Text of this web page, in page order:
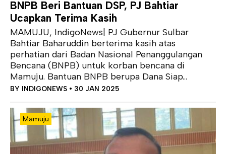
BNPB Beri Bantuan DSP, PJ Bahtiar
Ucapkan Terima Kasih
MAMUJU, IndigoNews| PJ Gubernur Sulbar
Bahtiar Baharuddin berterima kasih atas
perhatian dari Badan Nasional Penanggulangan
Bencana (BNPB) untuk korban bencana di
Mamuju. Bantuan BNPB berupa Dana Siap...
BY INDIGONEWS • 30 JAN 2025
Mamuju